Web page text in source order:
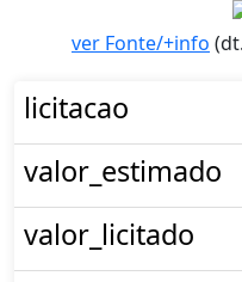
ver Fonte/+info
licitacao
valor_estimado
valor_licitado